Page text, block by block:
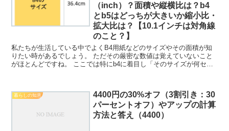
（inch）？面積や縦横比は？b4
とb5はどっちが大きいか縮小比・
拡大比は？【10.1インチは対角線
のこと？】
私たちが生活している中でよくB4用紙などのサイズやその面積が知
りたい時があるでしょう。 ただその厳密な数値は覚えていないこと
がほとんどですね。 ここでは特にb4に着目し「そのサイズが何セン
暮らしの知恵
4400円の30%オフ（3割引き：30
パーセントオフ）やアップの計算
方法と答え（4400）